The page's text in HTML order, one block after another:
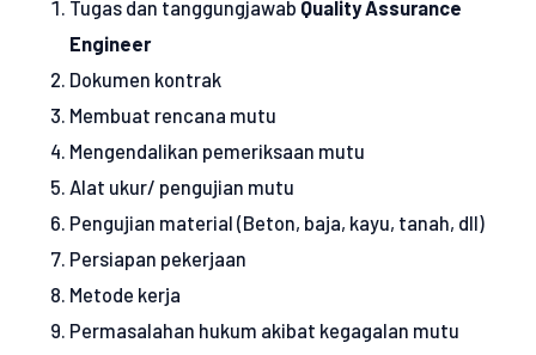
Tugas dan tanggungjawab Quality Assurance
Engineer
Dokumen kontrak
Membuat rencana mutu
Mengendalikan pemeriksaan mutu
Alat ukur/ pengujian mutu
Pengujian material (Beton, baja, kayu, tanah, dll)
Persiapan pekerjaan
Metode kerja
Permasalahan hukum akibat kegagalan mutu